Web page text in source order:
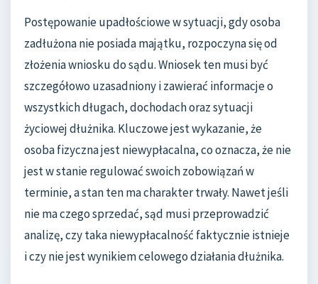
Postępowanie upadłościowe w sytuacji, gdy osoba
zadłużona nie posiada majątku, rozpoczyna się od
złożenia wniosku do sądu. Wniosek ten musi być
szczegółowo uzasadniony i zawierać informacje o
wszystkich długach, dochodach oraz sytuacji
życiowej dłużnika. Kluczowe jest wykazanie, że
osoba fizyczna jest niewypłacalna, co oznacza, że nie
jest w stanie regulować swoich zobowiązań w
terminie, a stan ten ma charakter trwały. Nawet jeśli
nie ma czego sprzedać, sąd musi przeprowadzić
analizę, czy taka niewypłacalność faktycznie istnieje
i czy nie jest wynikiem celowego działania dłużnika.